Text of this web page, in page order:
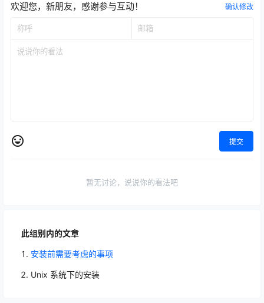
此组别内的文章
安装前需要考虑的事项
Unix 系统下的安装
欢迎您，新朋友，感谢参与互动！ 确认修改
提交
暂无讨论，说说你的看法吧